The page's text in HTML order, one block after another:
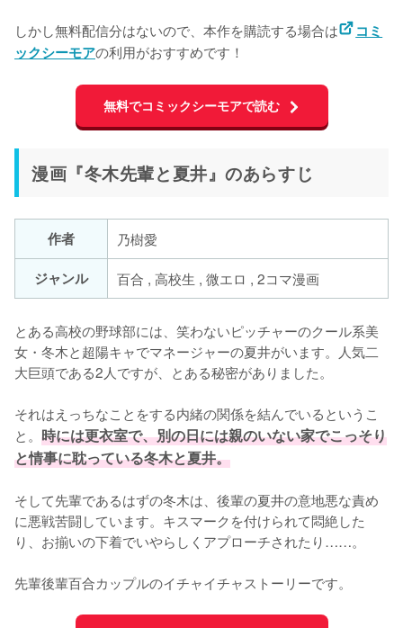
しかし無料配信分はないので、本作を購読する場合は
コミ
ックシーモアの利用がおすすめです！
無料でコミックシーモアで読む
漫画『冬木先輩と夏井』のあらすじ
作者
乃樹愛
ジャンル
百合 , 高校生 , 微エロ , 2コマ漫画
とある高校の野球部には、笑わないピッチャーのクール系美
女・冬木と超陽キャでマネージャーの夏井がいます。人気二
大巨頭である2人ですが、とある秘密がありました。
それはえっちなことをする内緒の関係を結んでいるというこ
と。 時には更衣室で、別の日には親のいない家でこっそり
と情事に耽っている冬木と夏井。
そして先輩であるはずの冬木は、後輩の夏井の意地悪な責め
に悪戦苦闘しています。キスマークを付けられて悶絶した
り、お揃いの下着でいやらしくアプローチされたり……。
先輩後輩百合カップルのイチャイチャストーリーです。